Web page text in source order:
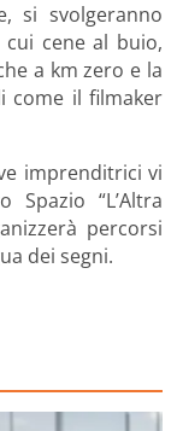
si svolgeranno
cene al buio,
a km zero e la
come il filmaker
imprenditrici vi
“L’Altra
percorsi
dei segni.